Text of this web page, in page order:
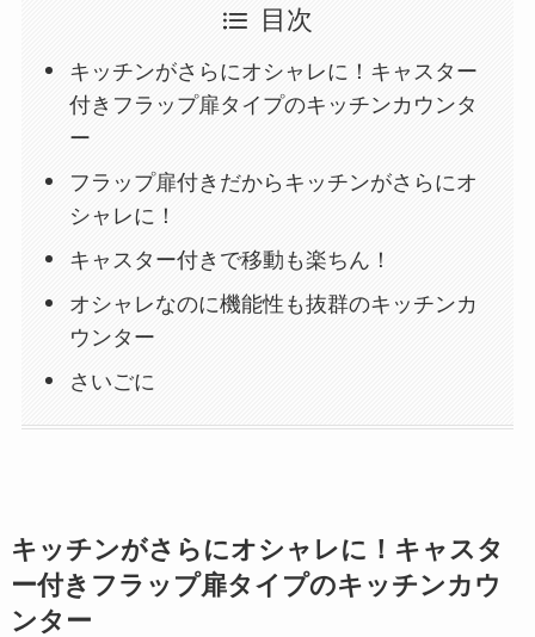
目次
キッチンがさらにオシャレに！キャスター
付きフラップ扉タイプのキッチンカウンタ
ー
フラップ扉付きだからキッチンがさらにオ
シャレに！
キャスター付きで移動も楽ちん！
オシャレなのに機能性も抜群のキッチンカ
ウンター
さいごに
キッチンがさらにオシャレに！キャスタ
ー付きフラップ扉タイプのキッチンカウ
ンター